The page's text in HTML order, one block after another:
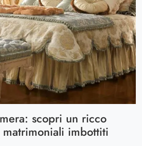
scopri un ricco
imbottiti